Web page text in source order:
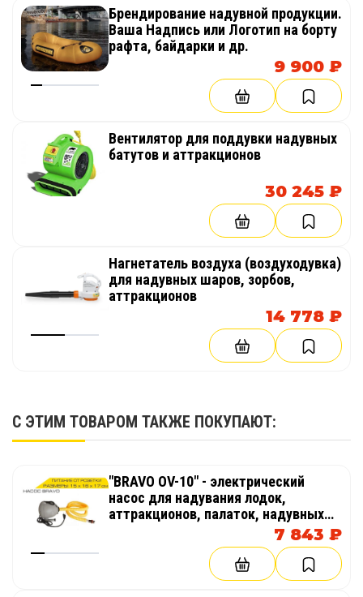
Брендирование надувной продукции.
Ваша Надпись или Логотип на борту
рафта, байдарки и др.
9 900 ₽
Вентилятор для поддувки надувных
батутов и аттракционов
30 245 ₽
Нагнетатель воздуха (воздуходувка)
для надувных шаров, зорбов,
аттракционов
14 778 ₽
С ЭТИМ ТОВАРОМ ТАКЖЕ ПОКУПАЮТ:
"BRAVO OV-10" - электрический
насос для надувания лодок,
аттракционов, палаток, надувных
7 843 ₽